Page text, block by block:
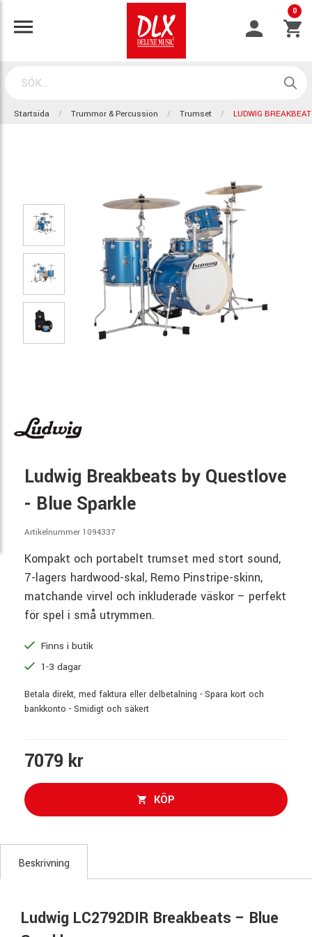
0
Startsida Trummor & Percussion Trumset LUDWIG
Ludwig Breakbeats by Questlove
- Blue Sparkle
Artikelnummer 1094337
Kompakt och portabelt trumset med stort sound,
7-lagers hardwood-skal, Remo Pinstripe-skinn,
matchande virvel och inkluderade väskor – perfekt
för spel i små utrymmen.
Finns i butik
1-3 dagar
Betala direkt, med faktura eller delbetalning - Spara kort och
bankkonto - Smidigt och säkert
7079 kr
KÖP
Beskrivning
Ludwig LC2792DIR Breakbeats – Blue